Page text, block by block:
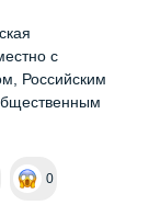
с
Российским
0